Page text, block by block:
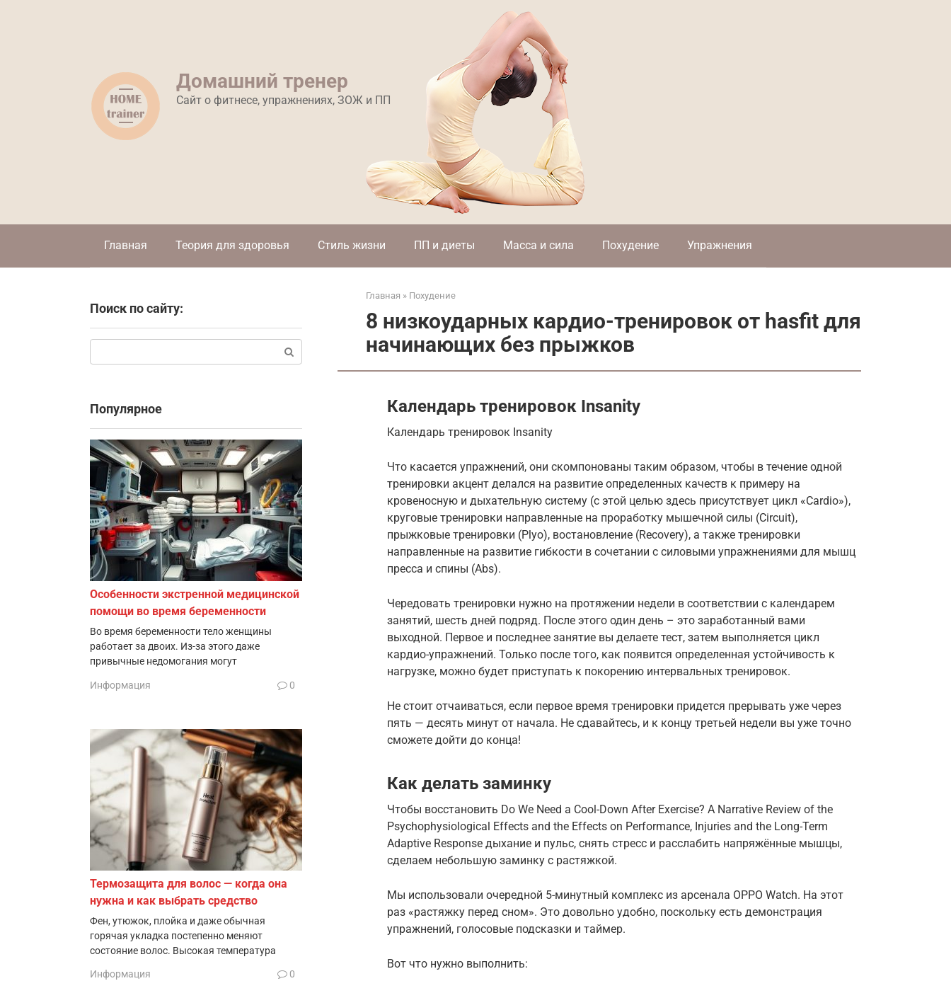
Домашний тренер
Сайт о фитнесе, упражнениях, ЗОЖ и ПП
Главная Теория для здоровья Стиль жизни ПП и диеты Масса и сила Похудение Упражнения
Главная » Похудение
8 низкоударных кардио-тренировок от hasfit для
начинающих без прыжков
Календарь тренировок Insanity
Календарь тренировок Insanity
Что касается упражнений, они скомпонованы таким образом, чтобы в течение одной
тренировки акцент делался на развитие определенных качеств к примеру на
кровеносную и дыхательную систему (с этой целью здесь присутствует цикл «Cardio»),
круговые тренировки направленные на проработку мышечной силы (Circuit),
прыжковые тренировки (Plyo), востановление (Recovery), а также тренировки
направленные на развитие гибкости в сочетании с силовыми упражнениями для мышц
пресса и спины (Abs).
Чередовать тренировки нужно на протяжении недели в соответствии с календарем
занятий, шесть дней подряд. После этого один день – это заработанный вами
выходной. Первое и последнее занятие вы делаете тест, затем выполняется цикл
кардио-упражнений. Только после того, как появится определенная устойчивость к
нагрузке, можно будет приступать к покорению интервальных тренировок.
Не стоит отчаиваться, если первое время тренировки придется прерывать уже через
пять — десять минут от начала. Не сдавайтесь, и к концу третьей недели вы уже точно
сможете дойти до конца!
Как делать заминку
Чтобы восстановить Do We Need a Cool-Down After Exercise? A Narrative Review of the
Psychophysiological Effects and the Effects on Performance, Injuries and the Long-Term
Adaptive Response дыхание и пульс, снять стресс и расслабить напряжённые мышцы,
сделаем небольшую заминку с растяжкой.
Мы использовали очередной 5-минутный комплекс из арсенала OPPO Watch. На этот
раз «растяжку перед сном». Это довольно удобно, поскольку есть демонстрация
упражнений, голосовые подсказки и таймер.
Вот что нужно выполнить:
Поиск по сайту:
Популярное
Особенности экстренной медицинской
помощи во время беременности
Во время беременности тело женщины
работает за двоих. Из-за этого даже
привычные недомогания могут
Информация 0
Термозащита для волос — когда она
нужна и как выбрать средство
Фен, утюжок, плойка и даже обычная
горячая укладка постепенно меняют
состояние волос. Высокая температура
Информация 0